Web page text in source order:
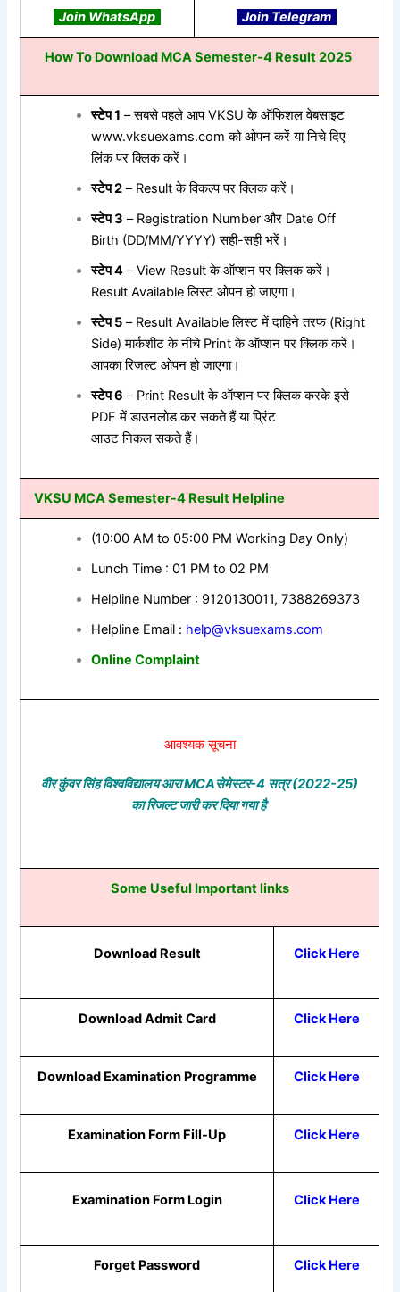
Join WhatsApp Join Telegram
How To Download MCA Semester-4 Result 2025
स्टेप 1 – सबसे पहले आप VKSU के ऑफिशल वेबसाइट
www.vksuexams.com को ओपन करें या निचे दिए
लिंक पर क्लिक करें।
स्टेप 2– Result के विकल्प पर क्लिक करें।
स्टेप 3 – Registration Number और Date Off
Birth (DD/MM/YYYY) सही-सही भरें।
स्टेप 4– View Result के ऑप्शन पर क्लिक करें।
Result Available लिस्ट ओपन हो जाएगा।
स्टेप 5– Result Available लिस्ट में दाहिने तरफ (Right
Side) मार्कशीट के नीचे Print के ऑप्शन पर क्लिक करें।
आपका रिजल्ट ओपन हो जाएगा।
स्टेप 6 – Print Result के ऑप्शन पर क्लिक करके इसे
PDF में डाउनलोड कर सकते हैं या प्रिंट
आउट निकल सकते हैं।
VKSU MCA Semester-4 Result Helpline
(10:00 AM to 05:00 PM Working Day Only)
Lunch Time : 01 PM to 02 PM
Helpline Number : 9120130011, 7388269373
Helpline Email : help@vksuexams.com
Online Complaint
आवश्यक सूचना
वीर कुंवर सिंह विश्वविद्यालय आरा MCAसेमेस्टर-4 सत्र (2022-25)
का रिजल्ट जारी कर दिया गया है
Some Useful Important links
Download Result Click Here
Download Admit Card Click Here
Download Examination Programme Click Here
Examination Form Fill-Up Click Here
Examination Form Login Click Here
Forget Password Click Here